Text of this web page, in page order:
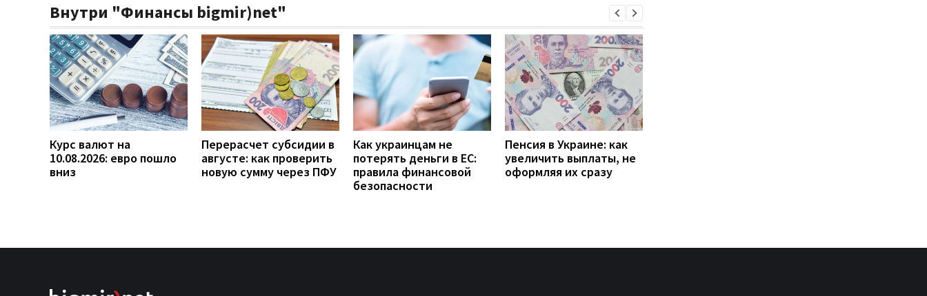
Внутри "Финансы bigmir)net"
Курс валют на
10.08.2026: евро пошло
вниз
Перерасчет субсидии в
августе: как проверить
новую сумму через ПФУ
Как украинцам не
потерять деньги в ЕС:
правила финансовой
безопасности
Пенсия в Украине: как
увеличить выплаты, не
оформляя их сразу